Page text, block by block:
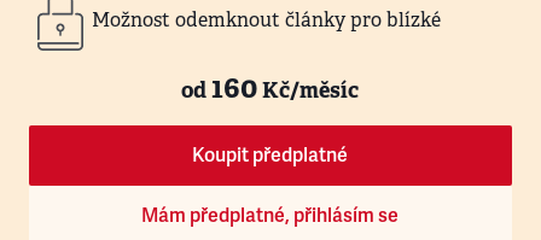
Možnost odemknout články pro blízké
od160Kč/měsíc
Koupit předplatné
Mám předplatné, přihlásím se